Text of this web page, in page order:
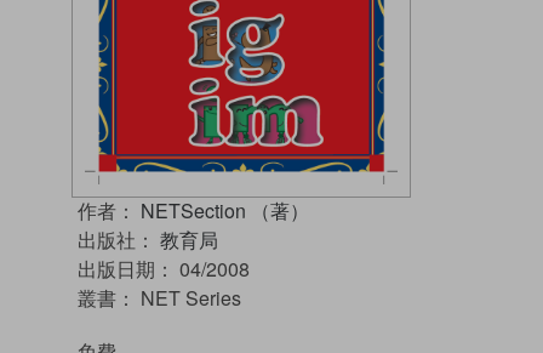
作者： NETSection （著）
出版社： 教育局
出版日期： 04/2008
叢書： NET Series